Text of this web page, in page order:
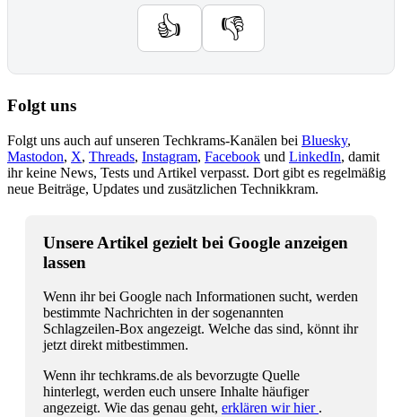
👍 👎
Folgt uns
Folgt uns auch auf unseren Techkrams-Kanälen bei Bluesky,
Mastodon, X, Threads, Instagram, Facebook und LinkedIn, damit
ihr keine News, Tests und Artikel verpasst. Dort gibt es regelmäßig
neue Beiträge, Updates und zusätzlichen Technikkram.
Unsere Artikel gezielt bei Google anzeigen
lassen
Wenn ihr bei Google nach Informationen sucht, werden
bestimmte Nachrichten in der sogenannten
Schlagzeilen-Box angezeigt. Welche das sind, könnt ihr
jetzt direkt mitbestimmen.
Wenn ihr techkrams.de als bevorzugte Quelle
hinterlegt, werden euch unsere Inhalte häufiger
angezeigt. Wie das genau geht, erklären wir hier .